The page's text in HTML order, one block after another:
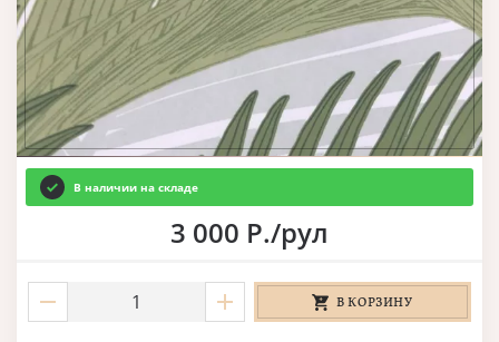
В наличии на складе
3 000 Р./рул
В КОРЗИНУ